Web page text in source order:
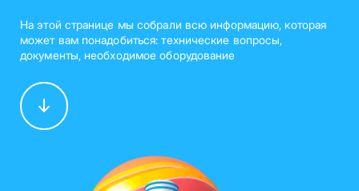
На этой странице мы собрали всю информацию, которая
может вам понадобиться: технические вопросы,
документы, необходимое оборудование